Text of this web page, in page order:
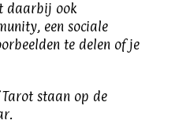
daarbij ook
een sociale
te delen of je
staan op de